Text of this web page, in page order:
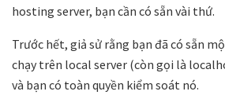
hosting server, bạn cần có sẵn vài thứ.
Trước hết, giả sử rằng bạn đã có sẵn
chạy trên local server (còn gọi là
và bạn có toàn quyền kiểm soát nó.